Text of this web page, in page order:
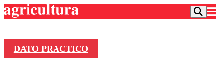
DATO PRACTICO